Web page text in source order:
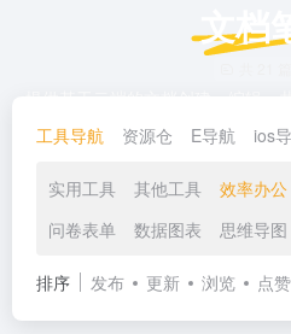
文档
时协作，方便团队高
工具导航 资源仓 E导航 ios
实用工具 其他工具 效率办公
问卷表单
数据图表 思维导图
排序 发布 更新 浏览 点赞